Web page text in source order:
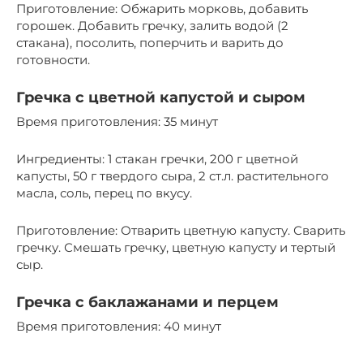
Приготовление: Обжарить морковь, добавить
горошек. Добавить гречку, залить водой (2
стакана), посолить, поперчить и варить до
готовности.
Гречка с цветной капустой и сыром
Время приготовления: 35 минут
Ингредиенты: 1 стакан гречки, 200 г цветной
капусты, 50 г твердого сыра, 2 ст.л. растительного
масла, соль, перец по вкусу.
Приготовление: Отварить цветную капусту. Сварить
гречку. Смешать гречку, цветную капусту и тертый
сыр.
Гречка с баклажанами и перцем
Время приготовления: 40 минут